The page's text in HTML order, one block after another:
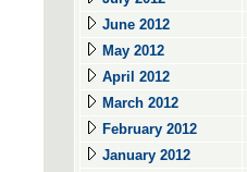
June 2012
May 2012
April 2012
March 2012
February 2012
January 2012